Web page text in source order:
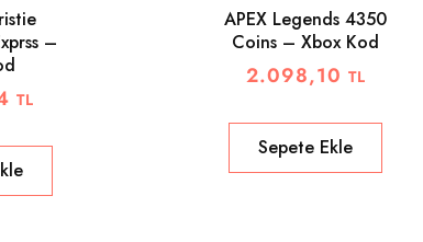
–
TL
APEX Legends 4350
Coins – Xbox Kod
2.098,10 TL
Sepete Ekle